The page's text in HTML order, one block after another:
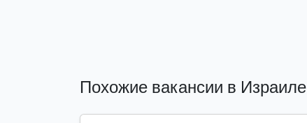
Похожие вакансии в Израиле